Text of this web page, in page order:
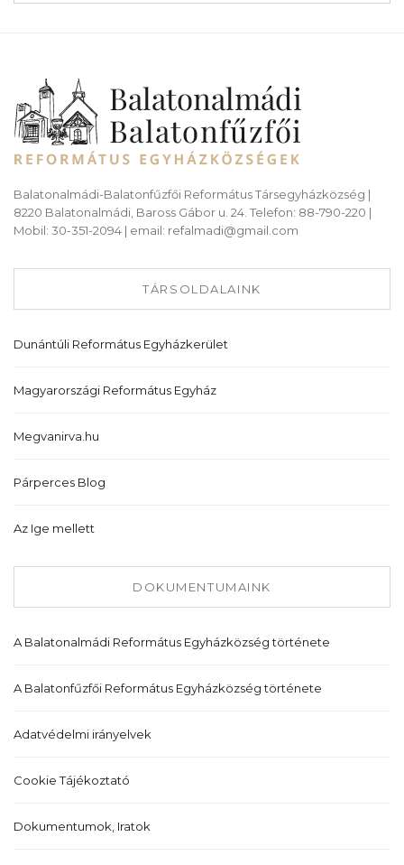
Balatonalmádi-Balatonfűzfői Református Társegyházközség |
8220 Balatonalmádi, Baross Gábor u. 24. Telefon: 88-790-220 |
Mobil: 30-351-2094 | email: refalmadi@gmail.com
TÁRSOLDALAINK
Dunántúli Református Egyházkerület
Magyarországi Református Egyház
Megvanirva.hu
Párperces Blog
Az Ige mellett
DOKUMENTUMAINK
A Balatonalmádi Református Egyházközség története
A Balatonfűzfői Református Egyházközség története
Adatvédelmi irányelvek
Cookie Tájékoztató
Dokumentumok, Iratok